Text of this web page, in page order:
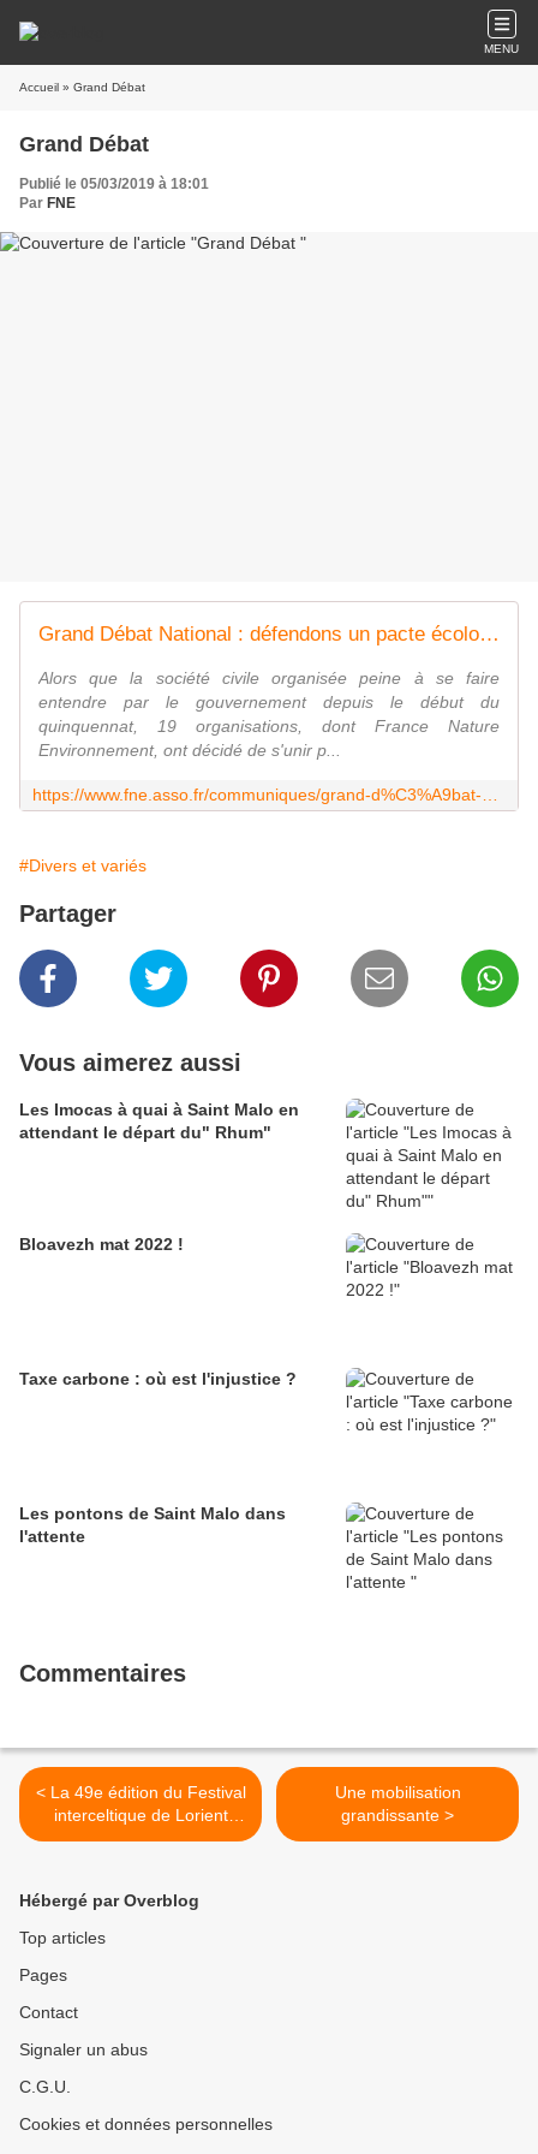
MENU
Accueil » Grand Débat
Grand Débat
Publié le 05/03/2019 à 18:01
Par FNE
Grand Débat National : défendons un pacte écologique et social
Alors que la société civile organisée peine à se faire
entendre par le gouvernement depuis le début du
quinquennat, 19 organisations, dont France Nature
Environnement, ont décidé de s'unir p...
#Divers et variés
Partager
Vous aimerez aussi
Les Imocas à quai à Saint Malo en
attendant le départ du" Rhum"
Bloavezh mat 2022 !
Taxe carbone : où est l'injustice ?
Les pontons de Saint Malo dans
l'attente
Commentaires
< La 49e édition du Festival
interceltique de Lorient
mettra à l’honneur la
Une mobilisation
grandissante >
Hébergé par Overblog
Top articles
Pages
Contact
Signaler un abus
C.G.U.
Cookies et données personnelles